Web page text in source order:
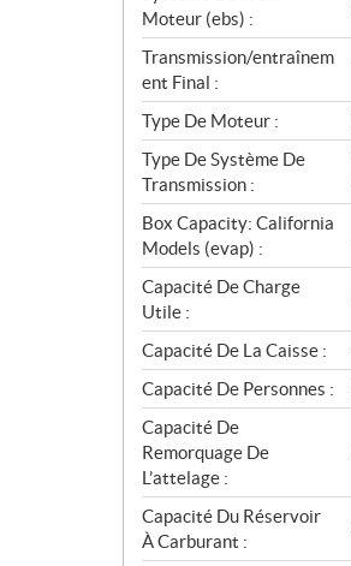
Moteur (ebs) :
Transmission/entraînem
ent Final :
Type De Moteur :
Type De Système De
Transmission :
Box Capacity: California
Models (evap) :
Capacité De Charge
Utile :
Capacité De La Caisse :
Capacité De Personnes :
Capacité De
Remorquage De
L’attelage :
Capacité Du Réservoir
À Carburant :